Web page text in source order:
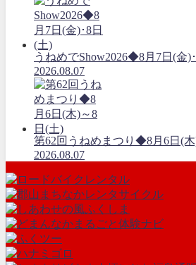
うねめでShow2026◆8月7日(金)
2026.08.07
第62回うねめまつり◆8月6日(
2026.08.07